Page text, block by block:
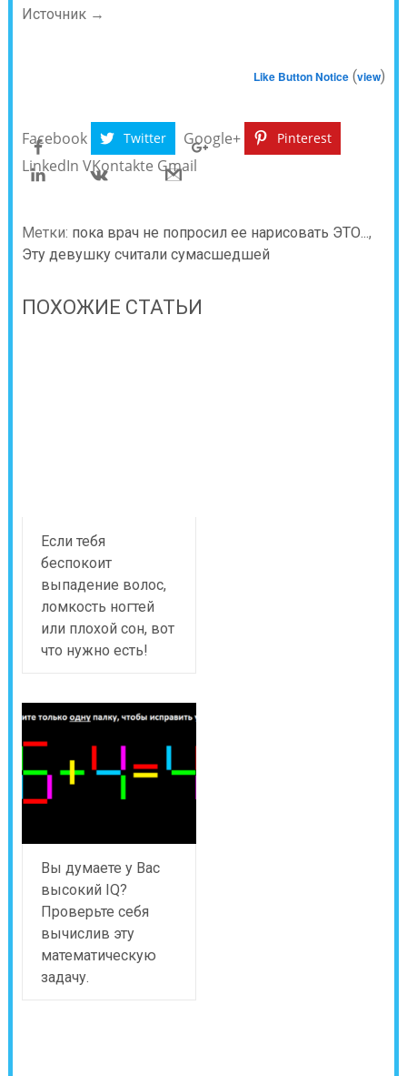
Источник →
Like Button Notice (view)
Facebook Twitter Google+ Pinterest
LinkedIn VKontakte Gmail
Метки: пока врач не попросил ее нарисовать ЭТО...,
Эту девушку считали сумасшедшей
ПОХОЖИЕ СТАТЬИ
Если тебя
беспокоит
выпадение волос,
ломкость ногтей
или плохой сон, вот
что нужно есть!
Вы думаете у Вас
высокий IQ?
Проверьте себя
вычислив эту
математическую
задачу.